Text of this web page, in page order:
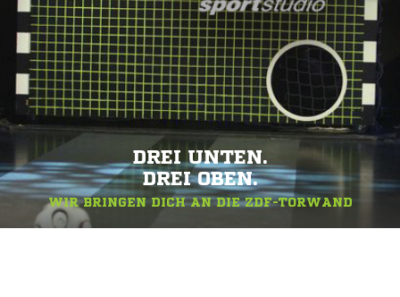
DREI UNTEN.
DREI OBEN.
WIR BRINGEN DICH AN DIE ZDF-TORWAND